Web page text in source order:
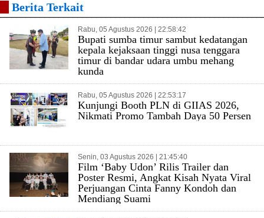
Berita Terkait
Rabu, 05 Agustus 2026 | 22:58:42
Bupati sumba timur sambut kedatangan
kepala kejaksaan tinggi nusa tenggara
timur di bandar udara umbu mehang
kunda
Rabu, 05 Agustus 2026 | 22:53:17
Kunjungi Booth PLN di GIIAS 2026,
Nikmati Promo Tambah Daya 50 Persen
Senin, 03 Agustus 2026 | 21:45:40
Film ‘Baby Udon’ Rilis Trailer dan
Poster Resmi, Angkat Kisah Nyata Viral
Perjuangan Cinta Fanny Kondoh dan
Mendiang Suami